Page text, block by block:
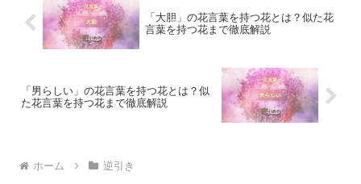
「大胆」の花言葉を持つ花とは？似た花
言葉を持つ花まで徹底解説
「男らしい」の花言葉を持つ花とは？似
た花言葉を持つ花まで徹底解説
ホーム 逆引き